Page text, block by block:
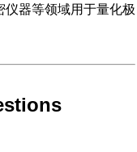
器等领域用于量化极